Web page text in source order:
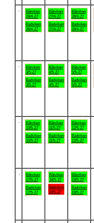
Båtviken
26/4-27
Badviken
26/4-27
Båtviken
27/4-27
Badviken
27/4-27
Båtviken
28/4-27
Badviken
28/4-27
Båtviken
3/5-27
Badviken
3/5-27
Båtviken
4/5-27
Badviken
4/5-27
Båtviken
5/5-27
Badviken
5/5-27
Båtviken
10/5-27
Badviken
10/5-27
Båtviken
11/5-27
Badviken
11/5-27
Båtviken
12/5-27
Badviken
12/5-27
Båtviken
17/5-27
Badviken
17/5-27
Båtviken
18/5-27
Badviken
18/5-27
Båtviken
19/5-27
Badviken
19/5-27